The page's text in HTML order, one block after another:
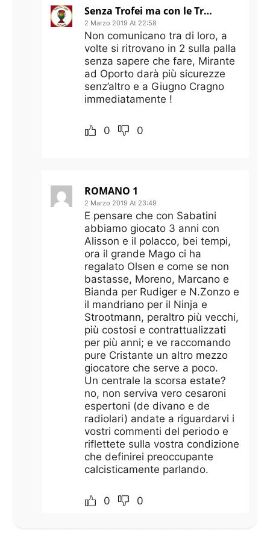
Senza Trofei ma con le Trofie
2 Marzo 2019 At 22:58
Non comunicano tra di loro, a
volte si ritrovano in 2 sulla palla
senza sapere che fare, Mirante
ad Oporto darà più sicurezze
senz’altro e a Giugno Cragno
immediatamente !
0 0
ROMANO 1
2 Marzo 2019 At 23:49
E pensare che con Sabatini
abbiamo giocato 3 anni con
Alisson e il polacco, bei tempi,
ora il grande Mago ci ha
regalato Olsen e come se non
bastasse, Moreno, Marcano e
Bianda per Rudiger e N.Zonzo e
il mandriano per il Ninja e
Strootmann, peraltro più vecchi,
più costosi e contrattualizzati
per più anni; e ve raccomando
pure Cristante un altro mezzo
giocatore che serve a poco.
Un centrale la scorsa estate?
no, non serviva vero cesaroni
espertoni (de divano e de
radiolari) andate a riguardarvi i
vostri commenti del periodo e
riflettete sulla vostra condizione
che definirei preoccupante
calcisticamente parlando.
0 0